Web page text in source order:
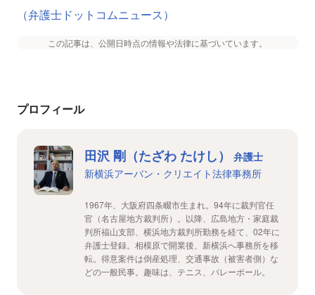
（弁護士ドットコムニュース）
この記事は、公開日時点の情報や法律に基づいています。
プロフィール
田沢 剛（たざわ たけし）
弁護士
新横浜アーバン・クリエイト法律事務所
1967年、大阪府四条畷市生まれ。94年に裁判官任
官（名古屋地方裁判所）。以降、広島地方・家庭裁
判所福山支部、横浜地方裁判所勤務を経て、02年に
弁護士登録。相模原で開業後、新横浜へ事務所を移
転。得意案件は倒産処理、交通事故（被害者側）な
どの一般民事。趣味は、テニス、バレーボール。